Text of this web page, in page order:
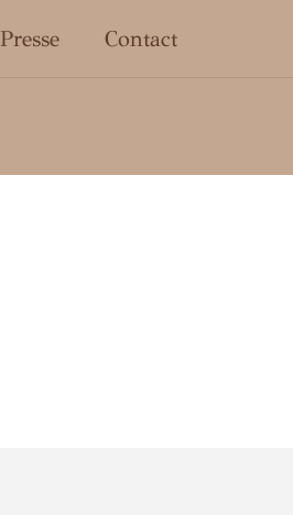
Presse Contact